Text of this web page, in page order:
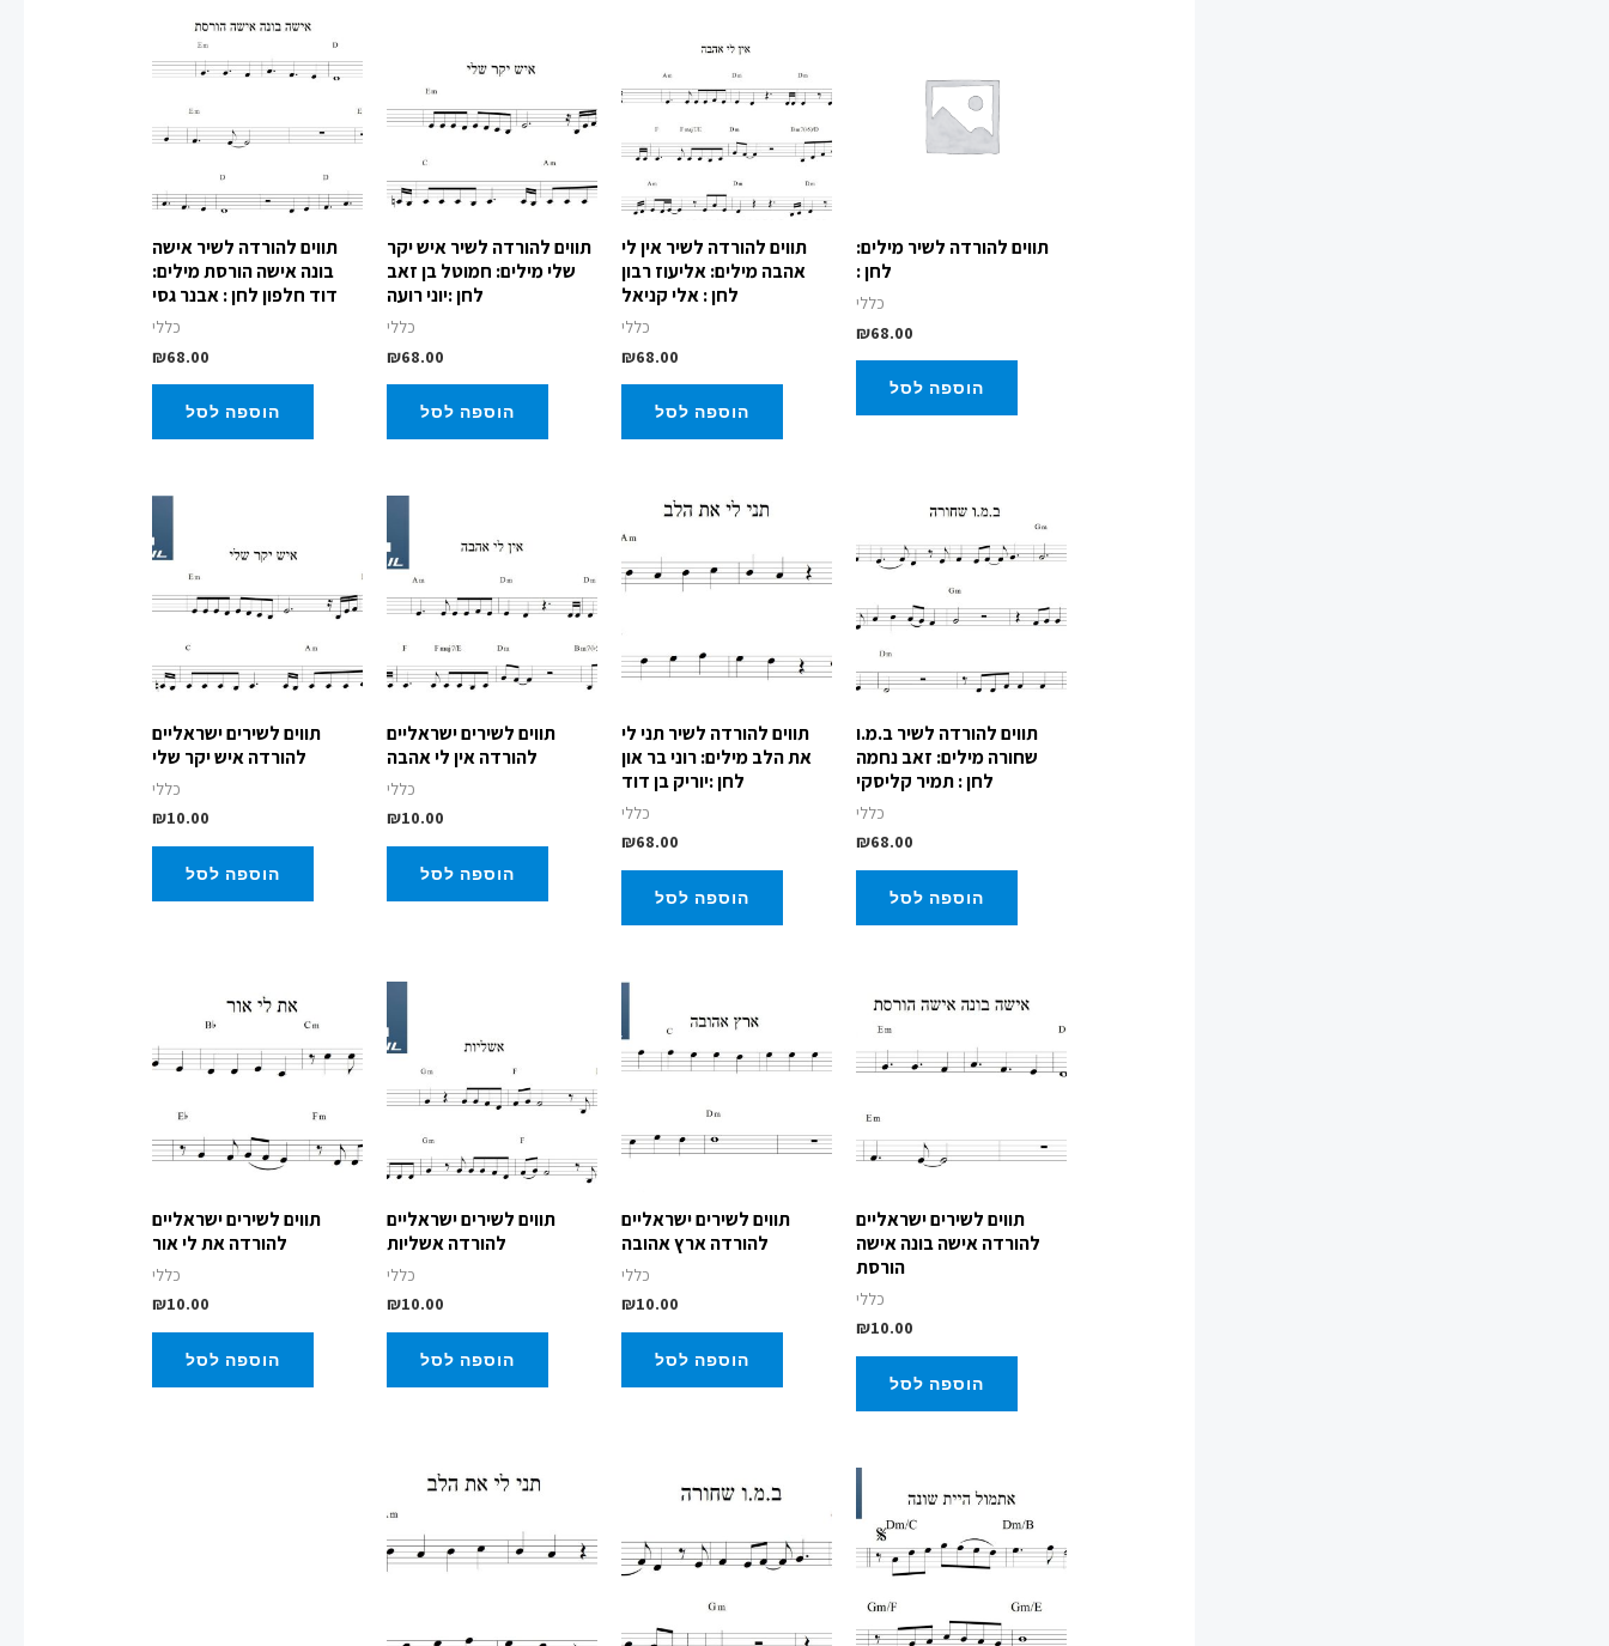
תווים להורדה לשיר מילים:
לחן :
כללי
₪68.00
הוספה לסל
תווים להורדה לשיר אין לי
אהבה מילים: אליעוז רבון
לחן : אלי קניאל
כללי
₪68.00
הוספה לסל
תווים להורדה לשיר איש יקר
שלי מילים: חמוטל בן זאב
לחן :יוני רועה
כללי
₪68.00
הוספה לסל
תווים להורדה לשיר אישה
בונה אישה הורסת מילים:
דוד חלפון לחן : אבנר גסי
כללי
₪68.00
הוספה לסל
תווים להורדה לשיר ב.מ.ו
שחורה מילים: זאב נחמה
לחן : תמיר קליסקי
כללי
₪68.00
הוספה לסל
תווים להורדה לשיר תני לי
את הלב מילים: רוני בר און
לחן :יוריק בן דוד
כללי
₪68.00
הוספה לסל
תווים לשירים ישראליים
להורדה אין לי אהבה
כללי
₪10.00
הוספה לסל
תווים לשירים ישראליים
להורדה איש יקר שלי
כללי
₪10.00
הוספה לסל
תווים לשירים ישראליים
להורדה אישה בונה אישה
הורסת
כללי
₪10.00
הוספה לסל
תווים לשירים ישראליים
להורדה ארץ אהובה
כללי
₪10.00
הוספה לסל
תווים לשירים ישראליים
להורדה אשליות
כללי
₪10.00
הוספה לסל
תווים לשירים ישראליים
להורדה את לי אור
כללי
₪10.00
הוספה לסל